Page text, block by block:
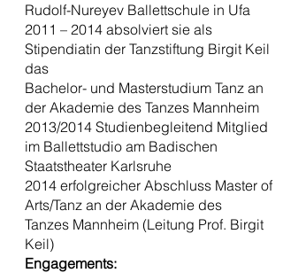
Rudolf-Nureyev Ballettschule in Ufa
2011 – 2014 absolviert sie als
Stipendiatin der Tanzstiftung Birgit Keil
das
Bachelor- und Masterstudium Tanz an
der Akademie des Tanzes Mannheim
2013/2014 Studienbegleitend Mitglied
im Ballettstudio am Badischen
Staatstheater Karlsruhe
2014 erfolgreicher Abschluss Master of
Arts/Tanz an der Akademie des
Tanzes Mannheim (Leitung Prof. Birgit
Keil)
Engagements: